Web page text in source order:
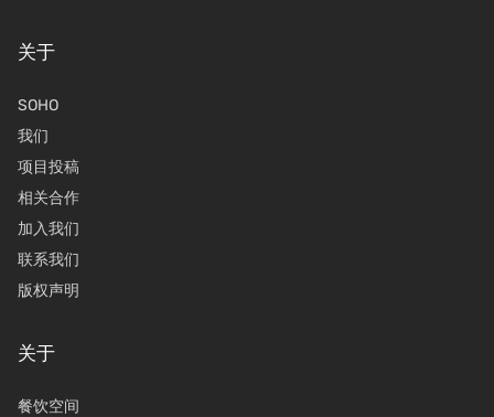
关于
SOHO
我们
项目投稿
相关合作
加入我们
联系我们
版权声明
关于
餐饮空间